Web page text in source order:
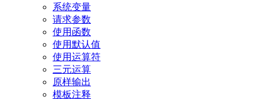
系统变量
请求参数
使用函数
使用默认值
使用运算符
三元运算
原样输出
模板注释